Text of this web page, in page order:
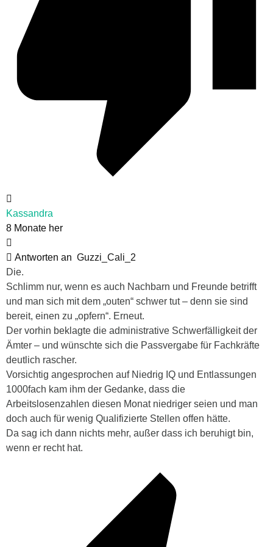
Kassandra
8 Monate her
Antworten an Guzzi_Cali_2
Die.
Schlimm nur, wenn es auch Nachbarn und Freunde betrifft
und man sich mit dem „outen“ schwer tut – denn sie sind
bereit, einen zu „opfern“. Erneut.
Der vorhin beklagte die administrative Schwerfälligkeit der
Ämter – und wünschte sich die Passvergabe für Fachkräfte
deutlich rascher.
Vorsichtig angesprochen auf Niedrig IQ und Entlassungen
1000fach kam ihm der Gedanke, dass die
Arbeitslosenzahlen diesen Monat niedriger seien und man
doch auch für wenig Qualifizierte Stellen offen hätte.
Da sag ich dann nichts mehr, außer dass ich beruhigt bin,
wenn er recht hat.